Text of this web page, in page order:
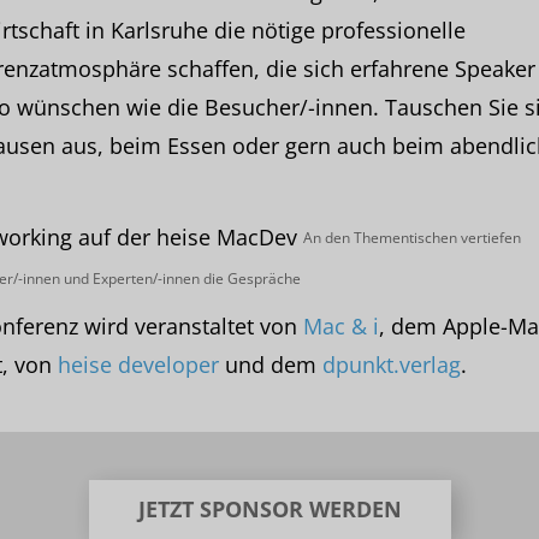
in Karlsruhe die nötige professionelle
schaffen, die sich erfahrene Speaker
wünschen wie die Besucher/-innen. Tauschen Sie
aus, beim Essen oder gern auch beim
An den Thementischen vertiefen
innen und Experten/-innen die Gespräche
wird veranstaltet von Mac & i, dem Apple-
von heise developerund dem dpunkt.verlag.
JETZT SPONSOR WERDEN